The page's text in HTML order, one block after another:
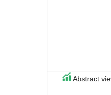
Abstract